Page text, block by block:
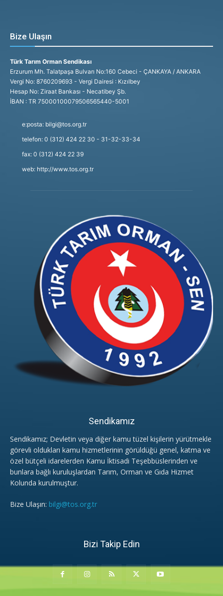
Bize Ulaşın
Türk Tarım Orman Sendikası
Erzurum Mh. Talatpaşa Bulvarı No:160 Cebeci - ÇANKAYA / ANKARA
Vergi No: 8760209693 - Vergi Dairesi : Kızılbey
Hesap No: Ziraat Bankası - Necatibey Şb.
İBAN : TR 75000100079506565440-5001
e:posta: bilgi@tos.org.tr
telefon: 0 (312) 424 22 30 - 31-32-33-34
fax: 0 (312) 424 22 39
web: http://www.tos.org.tr
Sendikamız
Sendikamız; Devletin veya diğer kamu tüzel kişilerin yürütmekle
görevli oldukları kamu hizmetlerinin görüldüğü genel, katma ve
özel bütçeli idarelerden Kamu İktisadi Teşebbüslerinden ve
bunlara bağlı kuruluşlardan Tarım, Orman ve Gıda Hizmet
Kolunda kurulmuştur.
Bize Ulaşın: bilgi@tos.org.tr
Bizi Takip Edin